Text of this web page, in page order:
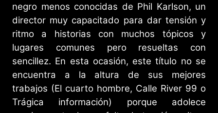
negro menos conocidas de Phil Karlson, un
director muy capacitado para dar tensión y
ritmo a historias con muchos tópicos y
lugares comunes pero resueltas con
sencillez. En esta ocasión, este título no se
encuentra a la altura de sus mejores
trabajos (El cuarto hombre, Calle River 99 o
Trágica información) porque adolece